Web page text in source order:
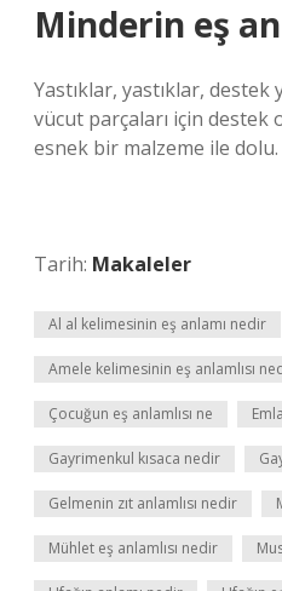
Minderin eş
Yastıklar, yastıklar, destek
vücut parçaları için destek
esnek bir malzeme ile dolu.
Tarih: Makaleler
Al al kelimesinin eş anlamı nedir
Amele kelimesinin eş anlamlısı
Çocuğun eş anlamlısı ne
Gayrimenkul kısaca nedir
Gelmenin zıt anlamlısı nedir
Mühlet eş anlamlısı nedir